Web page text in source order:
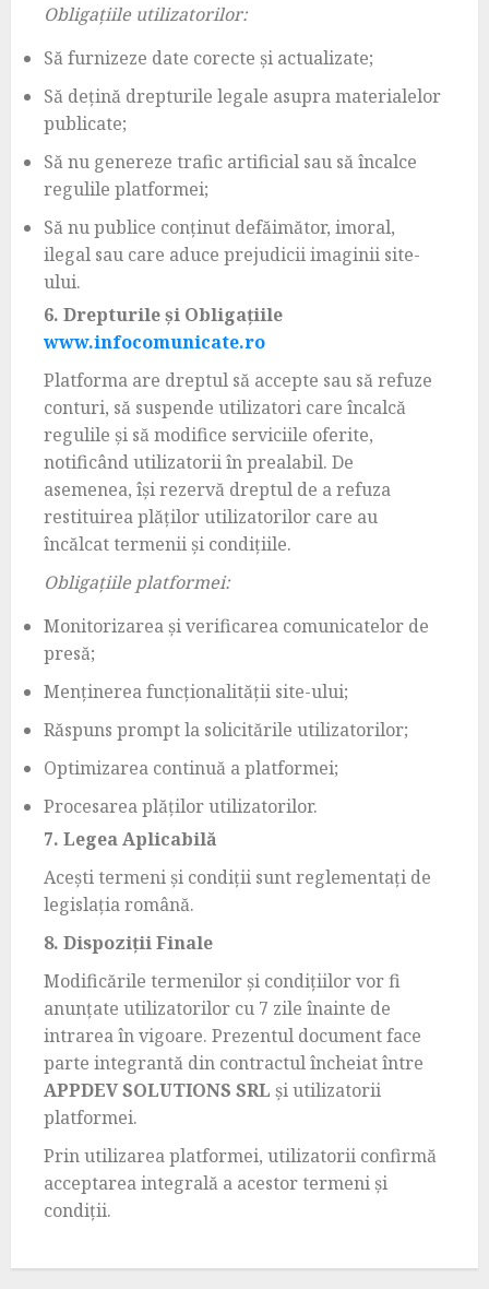
Obligațiile utilizatorilor:
Să furnizeze date corecte și actualizate;
Să dețină drepturile legale asupra materialelor
publicate;
Să nu genereze trafic artificial sau să încalce
regulile platformei;
Să nu publice conținut defăimător, imoral,
ilegal sau care aduce prejudicii imaginii site-
ului.
6. Drepturile și Obligațiile
www.infocomunicate.ro
Platforma are dreptul să accepte sau să refuze
conturi, să suspende utilizatori care încalcă
regulile și să modifice serviciile oferite,
notificând utilizatorii în prealabil. De
asemenea, își rezervă dreptul de a refuza
restituirea plăților utilizatorilor care au
încălcat termenii și condițiile.
Obligațiile platformei:
Monitorizarea și verificarea comunicatelor de
presă;
Menținerea funcționalității site-ului;
Răspuns prompt la solicitările utilizatorilor;
Optimizarea continuă a platformei;
Procesarea plăților utilizatorilor.
7. Legea Aplicabilă
Acești termeni și condiții sunt reglementați de
legislația română.
8. Dispoziții Finale
Modificările termenilor și condițiilor vor fi
anunțate utilizatorilor cu 7 zile înainte de
intrarea în vigoare. Prezentul document face
parte integrantă din contractul încheiat între
APPDEV SOLUTIONS SRL și utilizatorii
platformei.
Prin utilizarea platformei, utilizatorii confirmă
acceptarea integrală a acestor termeni și
condiții.